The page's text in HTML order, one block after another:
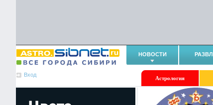
НОВОСТИ
Вход
Астрология